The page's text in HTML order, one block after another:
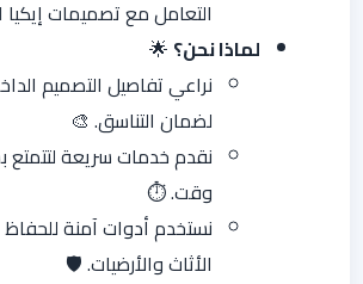
التعامل مع تصميمات
لماذا نحن؟ 🌟
نراعي تفاصيل التصميم
لضمان التناسق. 🎨
نقدم خدمات سريعة لتتمتع
وقت. ⏱️
نستخدم أدوات آمنة
الأثاث والأرضيات. 🛡️